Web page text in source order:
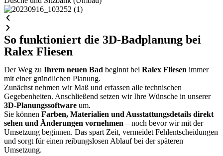
So funktioniert die 3D-Badplanung bei
Ralex Fliesen
Der Weg zu Ihrem neuen Bad beginnt bei Ralex Fliesen immer
mit einer gründlichen Planung.
Zunächst nehmen wir Maß und erfassen alle technischen
Gegebenheiten. Anschließend setzen wir Ihre Wünsche in unserer
3D-Planungssoftware um.
Sie können Farben, Materialien und Ausstattungsdetails direkt
sehen und Änderungen vornehmen – noch bevor wir mit der
Umsetzung beginnen. Das spart Zeit, vermeidet Fehlentscheidungen
und sorgt für einen reibungslosen Ablauf bei der späteren
Umsetzung.